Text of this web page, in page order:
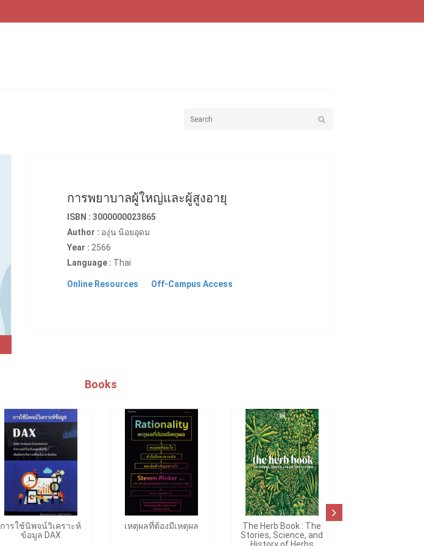
การพยาบาลผู้ใหญ่และผู้สูงอายุ
ISBN : 3000000023865
Author : องุ่น น้อยอุดม
Year : 2566
Language : Thai
Online Resources Off-Campus Access
Books
การใช้นิพจน์วิเคราะห์
ข้อมูล DAX
เหตุผลที่ต้องมีเหตุผล
The Herb Book : The
Stories, Science, and